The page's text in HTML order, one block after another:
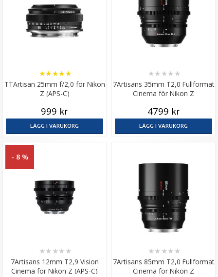
TTArtisan 25mm f/2,0 för Nikon
Z (APS-C)
★★★★★
999 kr
LÄGG I VARUKORG
7Artisans 35mm T2,0 Fullformat
Cinema för Nikon Z
★★ ★★ ★
4799 kr
LÄGG I VARUKORG
- 8 %
7Artisans 12mm T2,9 Vision
Cinema för Nikon Z (APS-C)
★★ ★★ ★
7Artisans 85mm T2,0 Fullformat
Cinema för Nikon Z
★★ ★★ ★